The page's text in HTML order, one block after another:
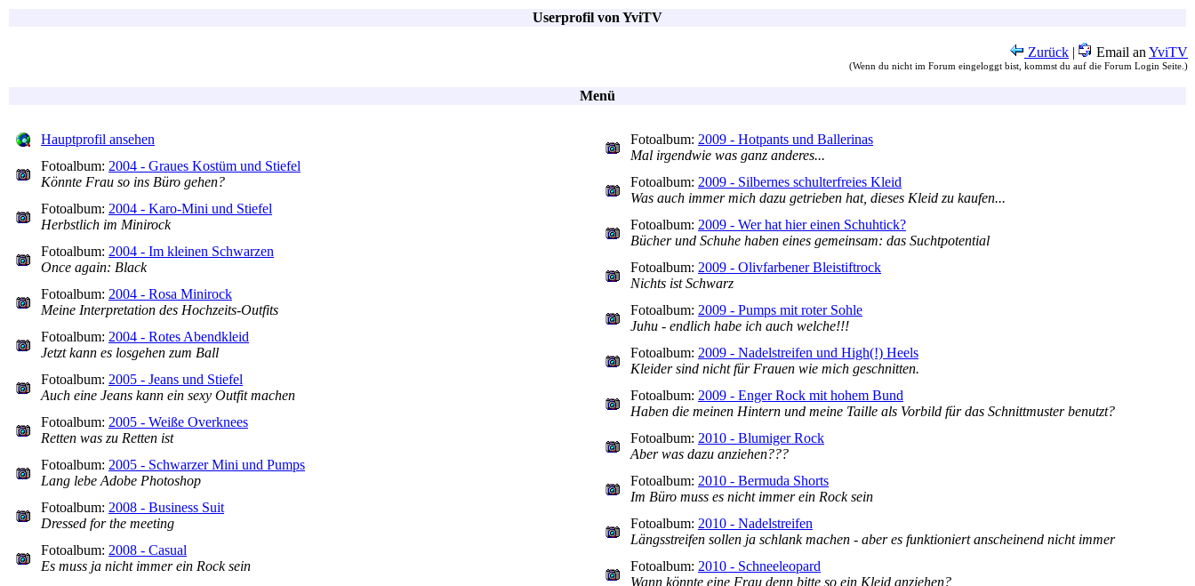
Userprofil von YviTV
Zurück | Email an YviTV
(Wenn du nicht im Forum eingeloggt bist, kommst du auf die Forum Login Seite.)
Menü
Hauptprofil ansehen
Fotoalbum: 2004 - Graues Kostüm und Stiefel
Könnte Frau so ins Büro gehen?
Fotoalbum: 2004 - Karo-Mini und Stiefel
Herbstlich im Minirock
Fotoalbum: 2004 - Im kleinen Schwarzen
Once again: Black
Fotoalbum: 2004 - Rosa Minirock
Meine Interpretation des Hochzeits-Outfits
Fotoalbum: 2004 - Rotes Abendkleid
Jetzt kann es losgehen zum Ball
Fotoalbum: 2005 - Jeans und Stiefel
Auch eine Jeans kann ein sexy Outfit machen
Fotoalbum: 2005 - Weiße Overknees
Retten was zu Retten ist
Fotoalbum: 2005 - Schwarzer Mini und Pumps
Lang lebe Adobe Photoshop
Fotoalbum: 2008 - Business Suit
Dressed for the meeting
Fotoalbum: 2008 - Casual
Es muss ja nicht immer ein Rock sein
Fotoalbum: 2009 - Hotpants und Ballerinas
Mal irgendwie was ganz anderes...
Fotoalbum: 2009 - Silbernes schulterfreies Kleid
Was auch immer mich dazu getrieben hat, dieses Kleid zu kaufen...
Fotoalbum: 2009 - Wer hat hier einen Schuhtick?
Bücher und Schuhe haben eines gemeinsam: das Suchtpotential
Fotoalbum: 2009 - Olivfarbener Bleistiftrock
Nichts ist Schwarz
Fotoalbum: 2009 - Pumps mit roter Sohle
Juhu - endlich habe ich auch welche!!!
Fotoalbum: 2009 - Nadelstreifen und High(!) Heels
Kleider sind nicht für Frauen wie mich geschnitten.
Fotoalbum: 2009 - Enger Rock mit hohem Bund
Haben die meinen Hintern und meine Taille als Vorbild für das Schnittmuster benutzt?
Fotoalbum: 2010 - Blumiger Rock
Aber was dazu anziehen???
Fotoalbum: 2010 - Bermuda Shorts
Im Büro muss es nicht immer ein Rock sein
Fotoalbum: 2010 - Nadelstreifen
Längsstreifen sollen ja schlank machen - aber es funktioniert anscheinend nicht immer
Fotoalbum: 2010 - Schneeleopard
Wann könnte eine Frau denn bitte so ein Kleid anziehen?